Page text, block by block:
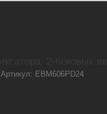
Артикул: EBM606PD24